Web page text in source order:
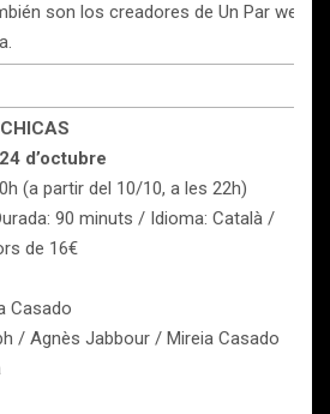
son los creadores de Un Par
d’octubre
(a partir del 10/10, a les 22h)
90 minuts / Idioma: Català /
de 16€
Casado
/ Agnès Jabbour / Mireia Casado